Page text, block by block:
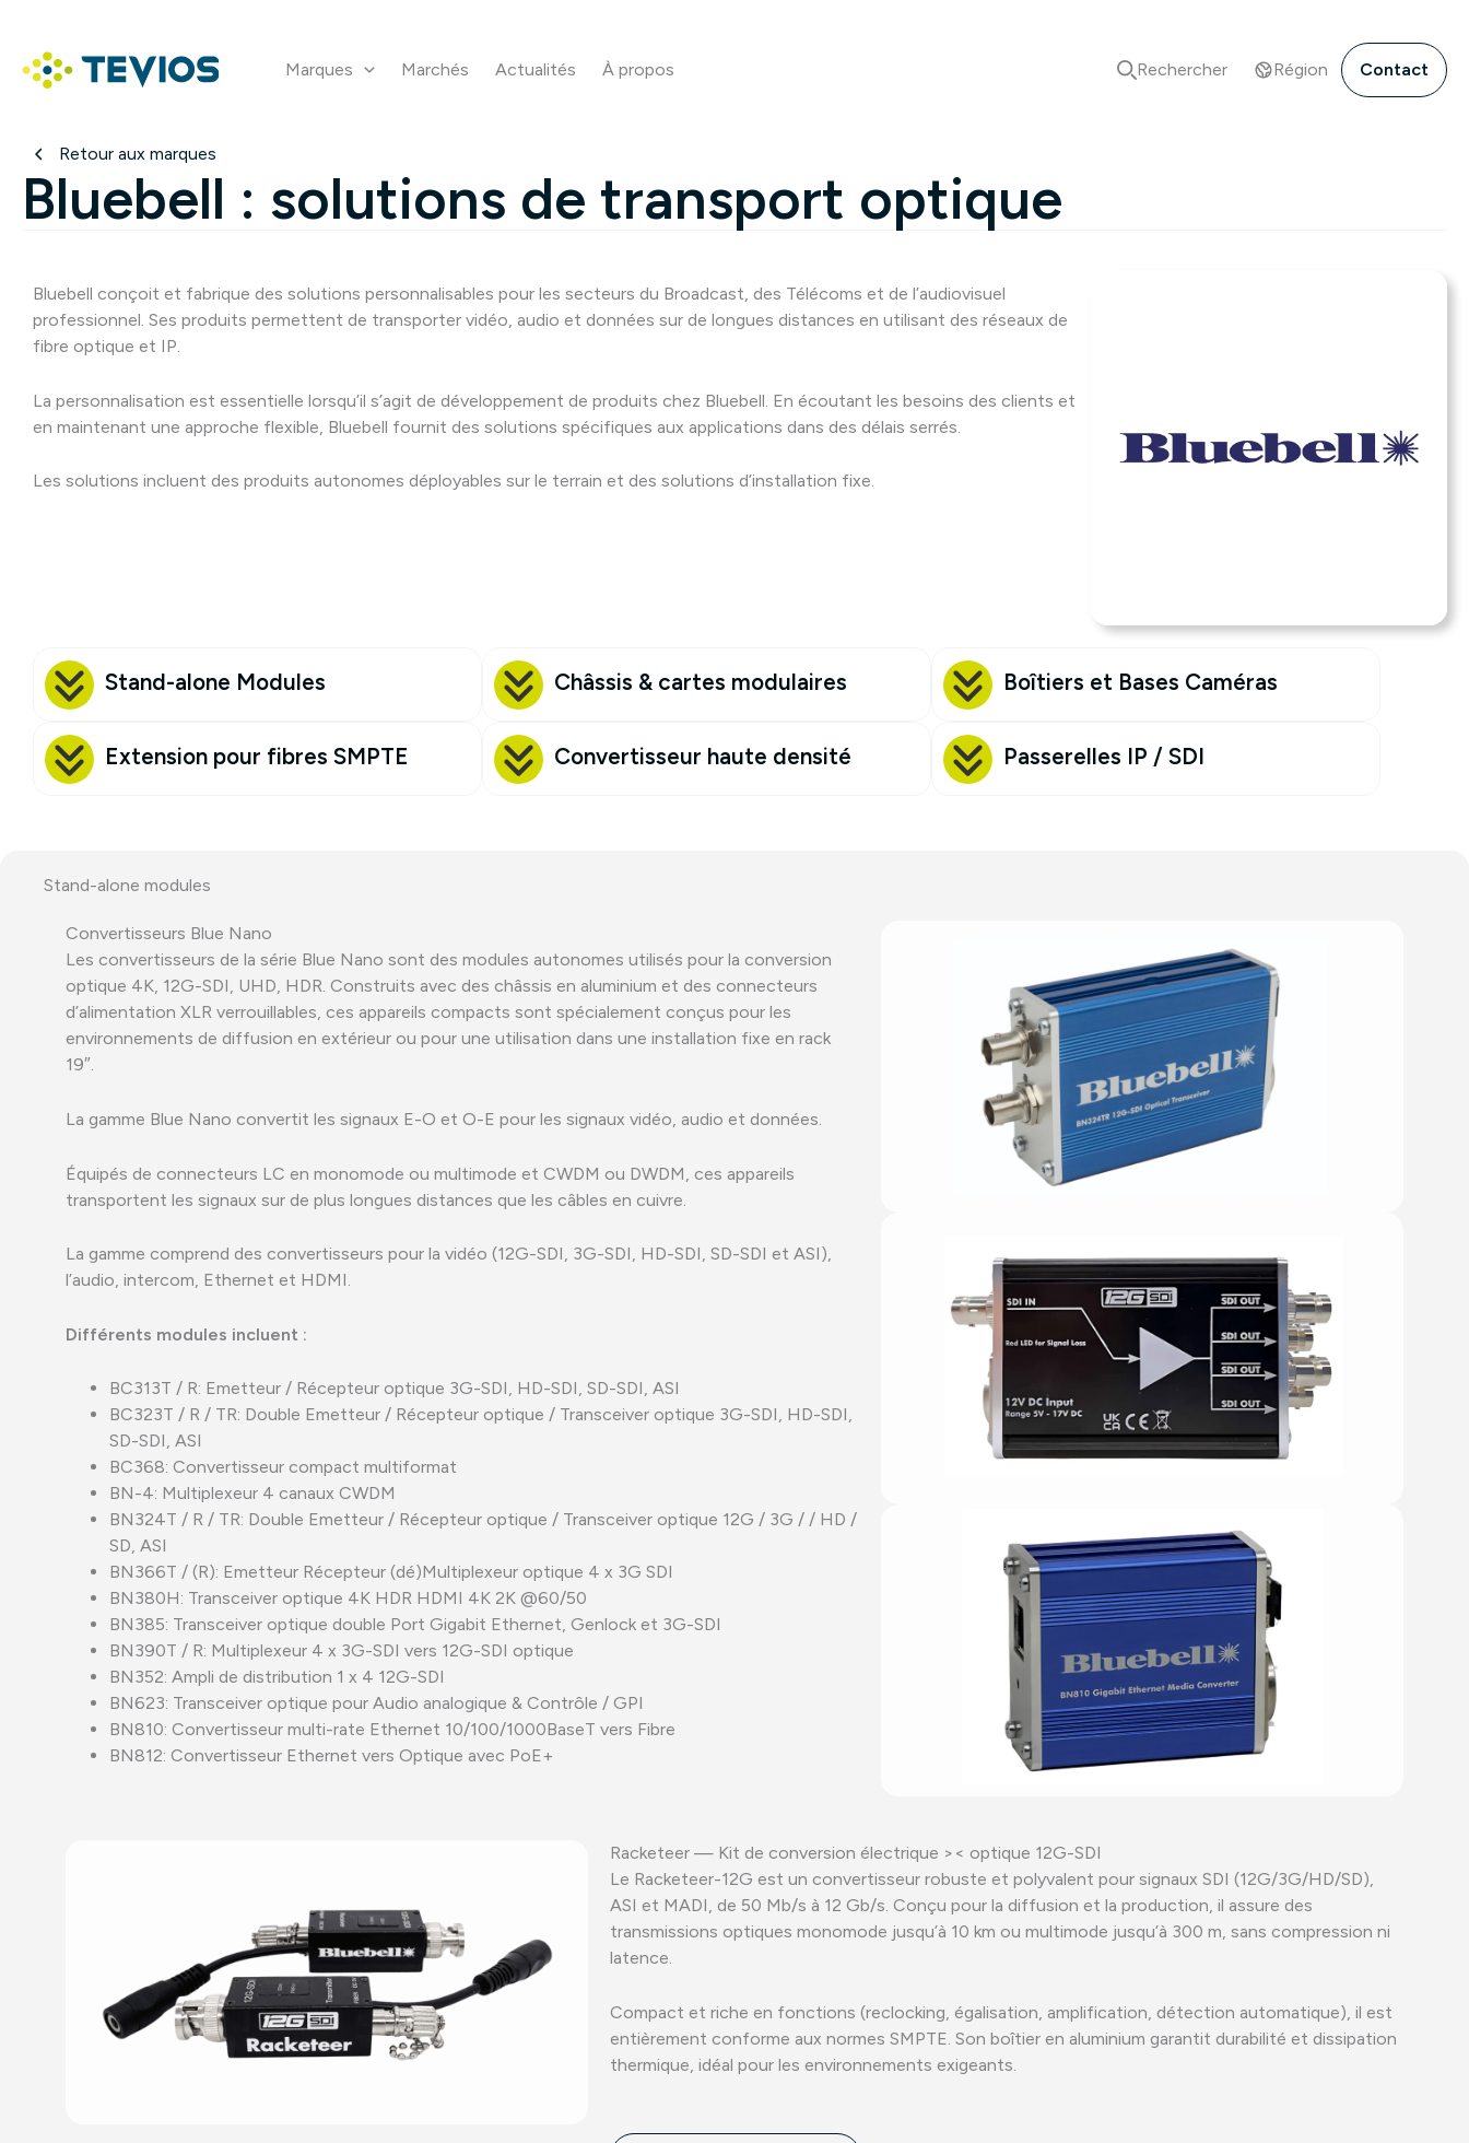
contenu
Marques Marchés Actualités À propos Rechercher Région Contact
Retour aux marques
Bluebell : solutions de transport optique
Bluebell conçoit et fabrique des solutions personnalisables pour les secteurs du Broadcast, des Télécoms et de l’audiovisuel
professionnel. Ses produits permettent de transporter vidéo, audio et données sur de longues distances en utilisant des réseaux de
fibre optique et IP.
La personnalisation est essentielle lorsqu’il s’agit de développement de produits chez Bluebell. En écoutant les besoins des clients et
en maintenant une approche flexible, Bluebell fournit des solutions spécifiques aux applications dans des délais serrés.
Les solutions incluent des produits autonomes déployables sur le terrain et des solutions d’installation fixe.
Stand-alone Modules Châssis & cartes modulaires Boîtiers et Bases Caméras
Extension pour fibres SMPTE Convertisseur haute densité Passerelles IP / SDI
Stand-alone modules
Convertisseurs Blue Nano
Les convertisseurs de la série Blue Nano sont des modules autonomes utilisés pour la conversion
optique 4K, 12G-SDI, UHD, HDR. Construits avec des châssis en aluminium et des connecteurs
d’alimentation XLR verrouillables, ces appareils compacts sont spécialement conçus pour les
environnements de diffusion en extérieur ou pour une utilisation dans une installation fixe en rack
19″.
La gamme Blue Nano convertit les signaux E-O et O-E pour les signaux vidéo, audio et données.
Équipés de connecteurs LC en monomode ou multimode et CWDM ou DWDM, ces appareils
transportent les signaux sur de plus longues distances que les câbles en cuivre.
La gamme comprend des convertisseurs pour la vidéo (12G-SDI, 3G-SDI, HD-SDI, SD-SDI et ASI),
l’audio, intercom, Ethernet et HDMI.
Différents modules incluent :
BC313T / R: Emetteur / Récepteur optique 3G-SDI, HD-SDI, SD-SDI, ASI
BC323T / R / TR: Double Emetteur / Récepteur optique / Transceiver optique 3G-SDI, HD-SDI,
SD-SDI, ASI
BC368: Convertisseur compact multiformat
BN-4: Multiplexeur 4 canaux CWDM
BN324T / R / TR: Double Emetteur / Récepteur optique / Transceiver optique 12G / 3G / / HD /
SD, ASI
BN366T / (R): Emetteur Récepteur (dé)Multiplexeur optique 4 x 3G SDI
BN380H: Transceiver optique 4K HDR HDMI 4K 2K @60/50
BN385: Transceiver optique double Port Gigabit Ethernet, Genlock et 3G-SDI
BN390T / R: Multiplexeur 4 x 3G-SDI vers 12G-SDI optique
BN352: Ampli de distribution 1 x 4 12G-SDI
BN623: Transceiver optique pour Audio analogique & Contrôle / GPI
BN810: Convertisseur multi-rate Ethernet 10/100/1000BaseT vers Fibre
BN812: Convertisseur Ethernet vers Optique avec PoE+
Racketeer — Kit de conversion électrique >< optique 12G-SDI
Le Racketeer-12G est un convertisseur robuste et polyvalent pour signaux SDI (12G/3G/HD/SD),
ASI et MADI, de 50 Mb/s à 12 Gb/s. Conçu pour la diffusion et la production, il assure des
transmissions optiques monomode jusqu’à 10 km ou multimode jusqu’à 300 m, sans compression ni
latence.
Compact et riche en fonctions (reclocking, égalisation, amplification, détection automatique), il est
entièrement conforme aux normes SMPTE. Son boîtier en aluminium garantit durabilité et dissipation
thermique, idéal pour les environnements exigeants.